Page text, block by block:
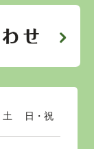
土 日・祝